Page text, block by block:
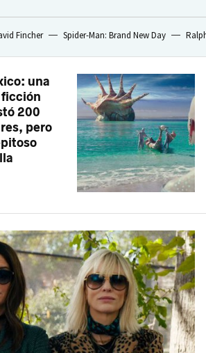
Fincher Spider-Man: Brand New Day
una
200
pero